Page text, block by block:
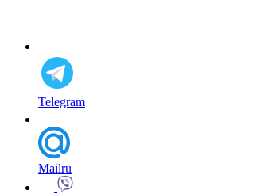
Telegram
Mailru